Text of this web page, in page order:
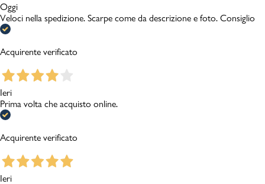
Oggi
Veloci nella spedizione. Scarpe come da descrizione e foto. Consiglio
Acquirente verificato
Ieri
Prima volta che acquisto online.
Acquirente verificato
Ieri